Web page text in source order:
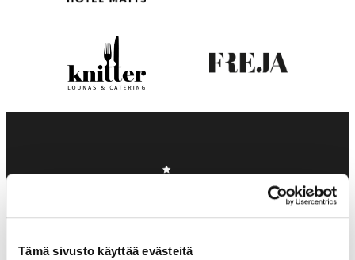
Tämä sivusto käyttää evästeitä